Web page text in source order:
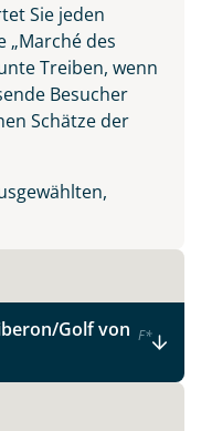
Sie jeden
„Marché des
Treiben, wenn
Besucher
Schätze der
Golf von F*